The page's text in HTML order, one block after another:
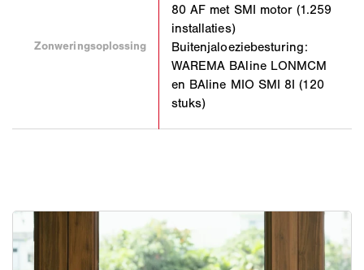
Zonweringsoplossing
80 AF met SMI motor (1.259
installaties)
Buitenjaloeziebesturing:
WAREMA BAline LONMCM
en BAline MIO SMI 8I (120
stuks)